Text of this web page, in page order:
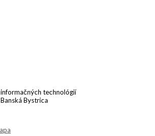
technológií
Bystrica